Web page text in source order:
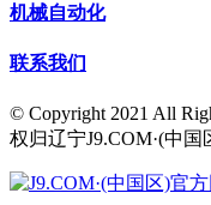
机械自动化
联系我们
© Copyright 2021 All
权归辽宁J9.COM·(中